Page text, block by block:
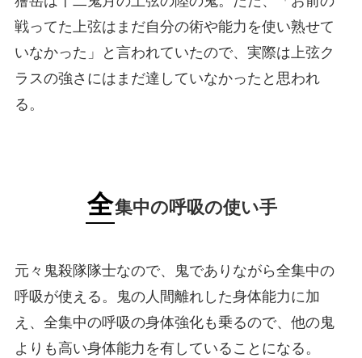
戦ってた上弦はまだ自分の術や能力を使い熟せて
いなかった」と言われていたので、実際は上弦ク
ラスの強さにはまだ達していなかったと思われ
る。
全集中の呼吸の使い手
元々鬼殺隊隊士なので、鬼でありながら全集中の
呼吸が使える。鬼の人間離れした身体能力に加
え、全集中の呼吸の身体強化も乗るので、他の鬼
よりも高い身体能力を有していることになる。